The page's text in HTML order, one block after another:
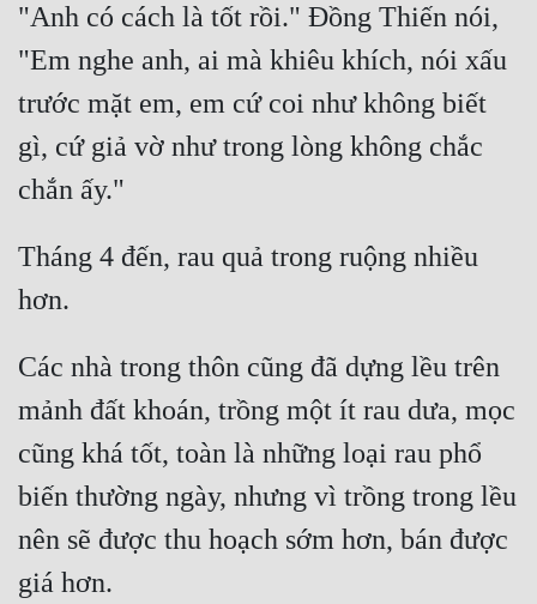
"Anh có cách là tốt rồi." Đồng Thiến nói,
"Em nghe anh, ai mà khiêu khích, nói xấu
trước mặt em, em cứ coi như không biết
gì, cứ giả vờ như trong lòng không chắc
Tháng 4 đến, rau quả trong ruộng nhiều
Các nhà trong thôn cũng đã dựng lều trên
mảnh đất khoán, trồng một ít rau dưa, mọc
cũng khá tốt, toàn là những loại rau phổ
biến thường ngày, nhưng vì trồng trong lều
nên sẽ được thu hoạch sớm hơn, bán được